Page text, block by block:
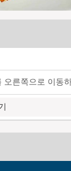
오른쪽으로 이동